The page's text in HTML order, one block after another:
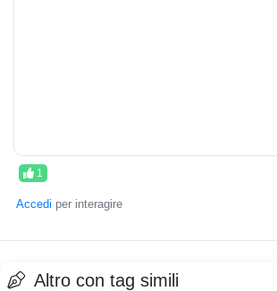
1
Accedi per interagire
Altro con tag simili